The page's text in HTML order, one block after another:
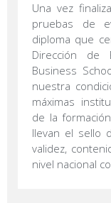
Una vez
pruebas de
diploma que
Dirección de
Business
nuestra
máximas
de la
llevan el sello
validez,
nivel nacional